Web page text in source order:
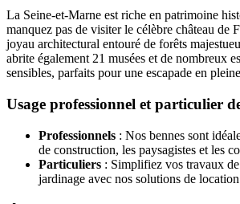
La Seine-et-Marne est riche en patrimoine
manquez pas de visiter le célèbre château de
joyau architectural entouré de forêts
abrite également 21 musées et de nombreux
sensibles, parfaits pour une escapade en
Usage professionnel et particulier
Professionnels : Nos bennes sont
de construction, les paysagistes et les
Particuliers : Simplifiez vos travaux
jardinage avec nos solutions de location